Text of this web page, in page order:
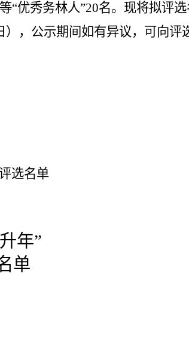
等“优秀务林人”20名。 现将拟评
， 公示期间如有异议， 可向评
选名单
年”
单